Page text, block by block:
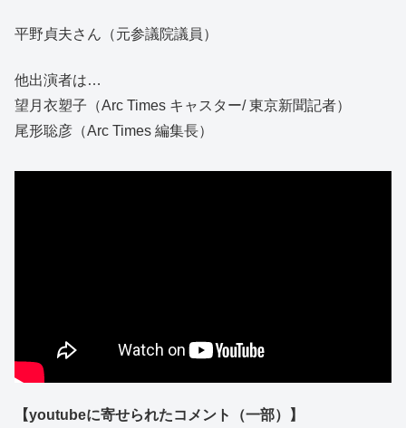
平野貞夫さん（元参議院議員）
他出演者は…
望月衣塑子（Arc Times キャスター/ 東京新聞記者）
尾形聡彦（Arc Times 編集長）
【youtubeに寄せられたコメント（一部）】